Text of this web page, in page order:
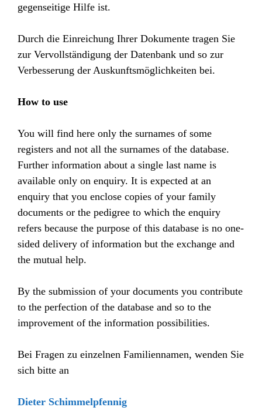
gegenseitige Hilfe ist.
Durch die Einreichung Ihrer Dokumente tragen Sie
zur Vervollständigung der Datenbank und so zur
Verbesserung der Auskunftsmöglichkeiten bei.
How to use
You will find here only the surnames of some
registers and not all the surnames of the database.
Further information about a single last name is
available only on enquiry. It is expected at an
enquiry that you enclose copies of your family
documents or the pedigree to which the enquiry
refers because the purpose of this database is no one-
sided delivery of information but the exchange and
the mutual help.
By the submission of your documents you contribute
to the perfection of the database and so to the
improvement of the information possibilities.
Bei Fragen zu einzelnen Familiennamen, wenden Sie
sich bitte an
Dieter Schimmelpfennig